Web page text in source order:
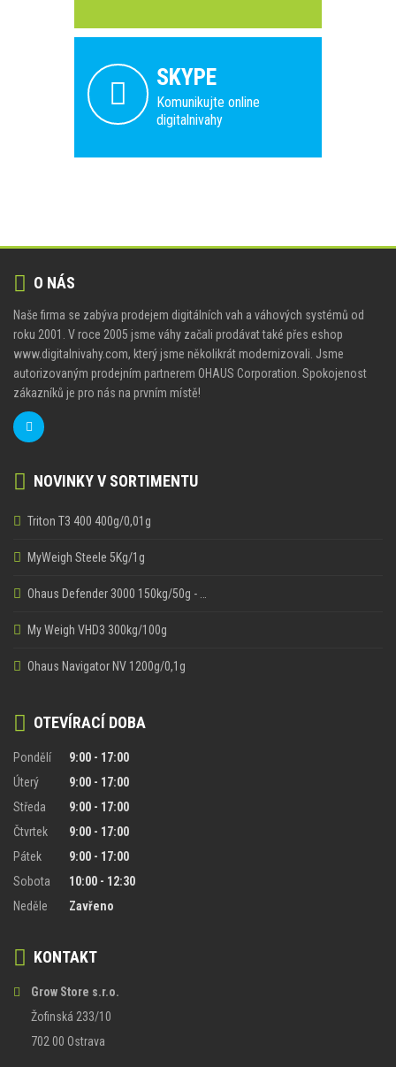
SKYPE
Komunikujte online
digitalnivahy
O NÁS
Naše firma se zabýva prodejem digitálních vah a váhových systémů od
roku 2001. V roce 2005 jsme váhy začali prodávat také přes eshop
www.digitalnivahy.com, který jsme několikrát modernizovali. Jsme
autorizovaným prodejním partnerem OHAUS Corporation. Spokojenost
zákazníků je pro nás na prvním místě!
NOVINKY V SORTIMENTU
Triton T3 400 400g/0,01g
MyWeigh Steele 5Kg/1g
Ohaus Defender 3000 150kg/50g - …
My Weigh VHD3 300kg/100g
Ohaus Navigator NV 1200g/0,1g
OTEVÍRACÍ DOBA
Pondělí
9:00 - 17:00
Úterý
9:00 - 17:00
Středa
9:00 - 17:00
Čtvrtek
9:00 - 17:00
Pátek
9:00 - 17:00
Sobota
10:00 - 12:30
Neděle
Zavřeno
KONTAKT
Grow Store s.r.o.
Žofinská 233/10
702 00 Ostrava